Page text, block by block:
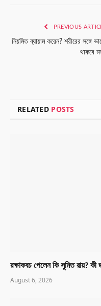
PREVIOUS
নিয়মিত ব্যায়াম করেন? শরীরের সঙ্গে
থাকবে
RELATED POSTS
রক্ষাকবচ পেলেন কি সুমিত রায়? কী
August 6, 2026